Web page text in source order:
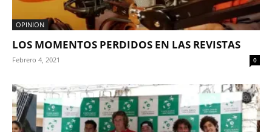
OPINION
LOS MOMENTOS PERDIDOS EN LAS REVISTAS
Febrero 4, 2021 0